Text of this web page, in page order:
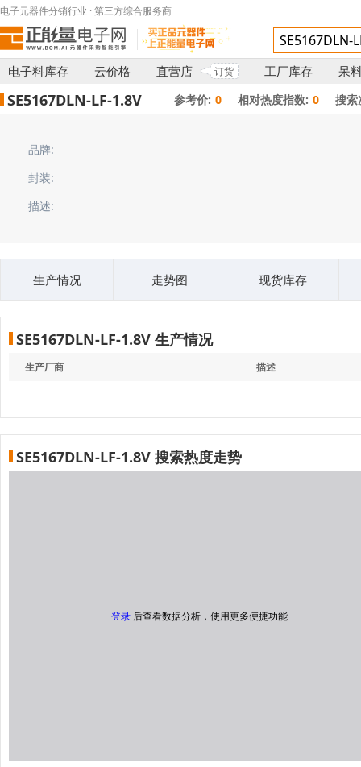
电子元器件分销行业 · 第三方综合服务商
电子料库存 云价格 直营店 订货 工厂库存 呆
SE5167DLN-LF-1.8V 参考价: 0 相对热度指数: 0 搜索
品牌:
封装:
描述:
生产情况 走势图 现货库存
SE5167DLN-LF-1.8V 生产情况
生产厂商 描述
SE5167DLN-LF-1.8V 搜索热度走势
登录 后查看数据分析，使用更多便捷功能